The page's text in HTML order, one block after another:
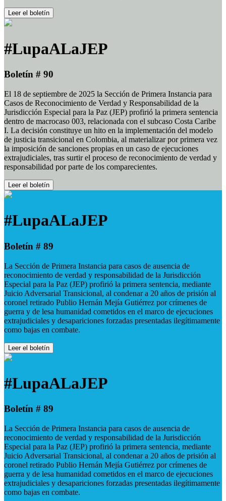
Leer el boletín
#LupaALaJEP
Boletín # 90
El 18 de septiembre de 2025 la Sección de Primera Instancia para
Casos de Reconocimiento de Verdad y Responsabilidad de la
Jurisdicción Especial para la Paz (JEP) profirió la primera sentencia
dentro de macrocaso 003, relacionada con el subcaso Costa Caribe
I. La decisión constituye un hito en la implementación del modelo
de justicia transicional en Colombia, al materializar por primera vez
la imposición de sanciones propias en un caso de ejecuciones
extrajudiciales, tras surtir el proceso de reconocimiento de verdad y
responsabilidad por parte de los comparecientes.
Leer el boletín
#LupaALaJEP
Boletín # 89
La Sección de Primera Instancia para casos de ausencia de
reconocimiento de verdad y responsabilidad de la Jurisdicción
Especial para la Paz (JEP) profirió la primera sentencia, mediante
Juicio Adversarial Transicional, al condenar a 20 años de prisión al
coronel retirado Publio Hernán Mejía Gutiérrez por crímenes de
guerra y de lesa humanidad cometidos en el marco de ejecuciones
extrajudiciales y desapariciones forzadas presentadas ilegítimamente
como bajas en combate.
Leer el boletín
#LupaALaJEP
Boletín # 89
La Sección de Primera Instancia para casos de ausencia de
reconocimiento de verdad y responsabilidad de la Jurisdicción
Especial para la Paz (JEP) profirió la primera sentencia, mediante
Juicio Adversarial Transicional, al condenar a 20 años de prisión al
coronel retirado Publio Hernán Mejía Gutiérrez por crímenes de
guerra y de lesa humanidad cometidos en el marco de ejecuciones
extrajudiciales y desapariciones forzadas presentadas ilegítimamente
como bajas en combate.